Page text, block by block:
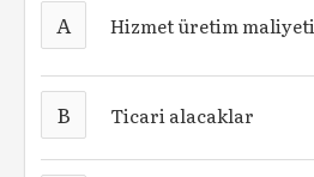
A Hizmet üretim maliyeti
B Ticari alacaklar